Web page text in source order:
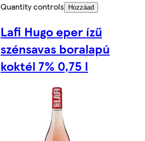
Quantity controls
Hozzáad
Lafi Hugo eper ízű
szénsavas boralapú
koktél 7% 0,75 l